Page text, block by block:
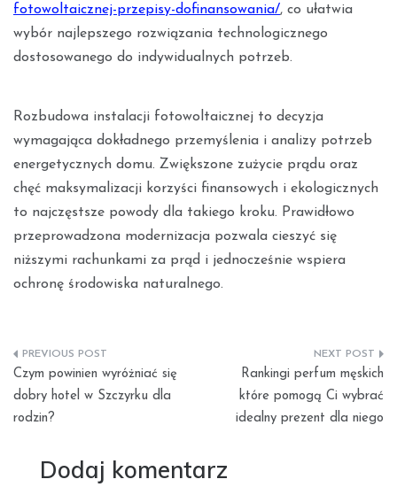
fotowoltaicznej-przepisy-dofinansowania/, co ułatwia
wybór najlepszego rozwiązania technologicznego
dostosowanego do indywidualnych potrzeb.
Rozbudowa instalacji fotowoltaicznej to decyzja
wymagająca dokładnego przemyślenia i analizy potrzeb
energetycznych domu. Zwiększone zużycie prądu oraz
chęć maksymalizacji korzyści finansowych i ekologicznych
to najczęstsze powody dla takiego kroku. Prawidłowo
przeprowadzona modernizacja pozwala cieszyć się
niższymi rachunkami za prąd i jednocześnie wspiera
ochronę środowiska naturalnego.
Nawigacja
wpisu
Czym powinien wyróżniać się
dobry hotel w Szczyrku dla
rodzin?
Rankingi perfum męskich
które pomogą Ci wybrać
idealny prezent dla niego
Dodaj komentarz